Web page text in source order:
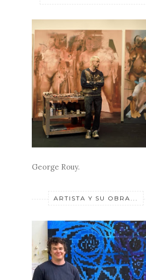
George Rouy.
ARTISTA Y SU OBRA...